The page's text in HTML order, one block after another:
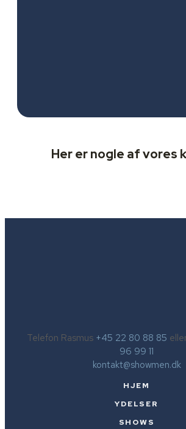
Her er nogle af vores
Telefon Rasmus +45 22 80 88 85
96 99 11
kontakt@showmen.dk
HJEM
YDELSER
SHOWS